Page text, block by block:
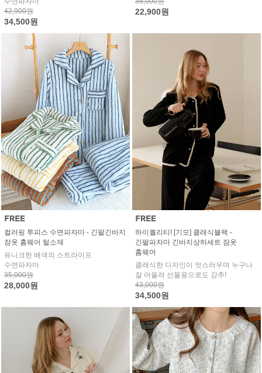
42,900원
34,500원
22,900원
컬러핑 투피스 수면파자마 - 긴팔긴바지
잠옷 홈웨어 털소재
유니크한 배색의 스트라이프
수면파자마
35,000원
28,000원
하이퀄리티! [기모] 클래식블랙 -
긴팔파자마 긴바지상하세트 잠옷
홈웨어
클래식한 디자인이 멋스러우며 누구나
잘 어울려 선물용으로도 강추!
43,000원
34,500원